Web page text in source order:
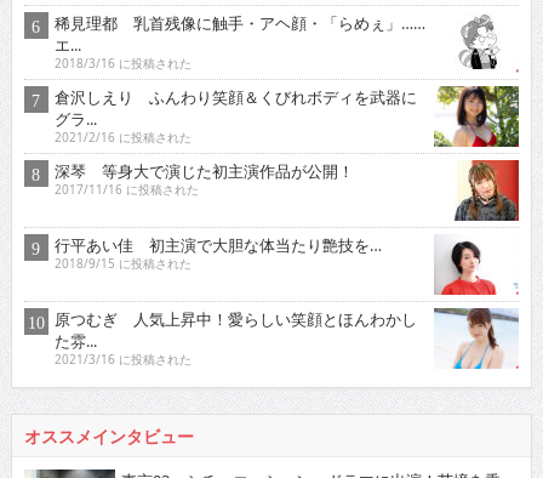
稀見理都 乳首残像に触手・アヘ顔・「らめぇ」……
エ...
2018/3/16 に投稿された
倉沢しえり ふんわり笑顔＆くびれボディを武器に
グラ...
2021/2/16 に投稿された
深琴 等身大で演じた初主演作品が公開！
2017/11/16 に投稿された
行平あい佳 初主演で大胆な体当たり艶技を…
2018/9/15 に投稿された
原つむぎ 人気上昇中！愛らしい笑顔とほんわかし
た雰...
2021/3/16 に投稿された
オススメインタビュー